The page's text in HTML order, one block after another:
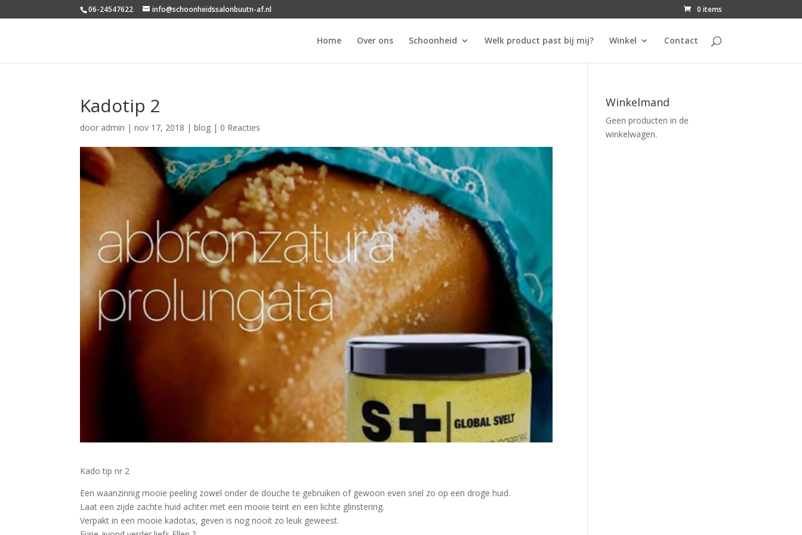
06-24547622 info@schoonheidssalonbuutn-af.nl 0 items
Home Over ons Schoonheid Welk product past bij mij? Winkel Contact
Kadotip 2
door admin |nov 17, 2018 |blog | 0 Reacties
Kado tip nr 2
Een waanzinnig mooie peeling zowel onder de douche te gebruiken of gewoon even snel zo op een droge huid.
Laat een zijde zachte huid achter met een mooie teint en een lichte glinstering.
Verpakt in een mooie kadotas, geven is nog nooit zo leuk geweest.
Winkelmand
Geen producten in de
winkelwagen.